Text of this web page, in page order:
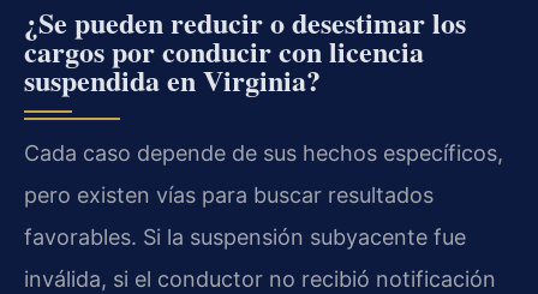
¿Se pueden reducir o desestimar los
cargos por conducir con licencia
suspendida en Virginia?
Cada caso depende de sus hechos específicos,
pero existen vías para buscar resultados
favorables. Si la suspensión subyacente fue
inválida, si el conductor no recibió notificación